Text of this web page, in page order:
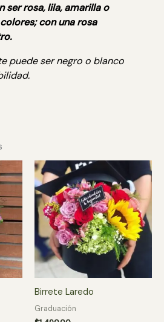
ser rosa, lila, amarilla o
con una rosa
puede ser negro o blanco
Birrete Laredo
Graduación